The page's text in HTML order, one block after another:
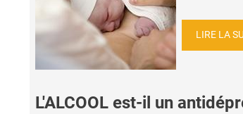
LIRE LA
L'ALCOOL est-il un